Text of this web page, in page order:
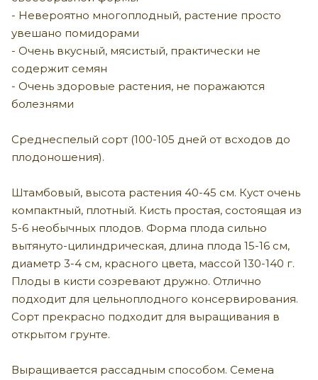
- Невероятно многоплодный, растение просто
увешано помидорами
- Очень вкусный, мясистый, практически не
содержит семян
- Очень здоровые растения, не поражаются
болезнями
Среднеспелый сорт (100-105 дней от всходов до
плодоношения).
Штамбовый, высота растения 40-45 см. Куст очень
компактный, плотный. Кисть простая, состоящая из
5-6 необычных плодов. Форма плода сильно
вытянуто-цилиндрическая, длина плода 15-16 см,
диаметр 3-4 см, красного цвета, массой 130-140 г.
Плоды в кисти созревают дружно. Отлично
подходит для цельноплодного консервирования.
Сорт прекрасно подходит для выращивания в
открытом грунте.
Выращивается рассадным способом. Семена